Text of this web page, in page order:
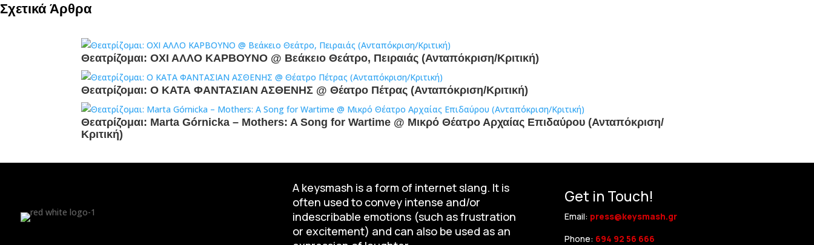
Σχετικά Άρθρα
Θεατρίζομαι: ΟΧΙ ΑΛΛΟ ΚΑΡΒΟΥΝΟ @ Βεάκειο Θεάτρο, Πειραιάς (Ανταπόκριση/Κριτική)
Θεατρίζομαι: Ο ΚΑΤΑ ΦΑΝΤΑΣΙΑΝ ΑΣΘΕΝΗΣ @ Θέατρο Πέτρας (Ανταπόκριση/Κριτική)
Θεατρίζομαι: Marta Górnicka – Mothers: A Song for Wartime @ Μικρό Θέατρο Αρχαίας Επιδαύρου (Ανταπόκριση/
Κριτική)
A keysmash is a form of internet slang. It is
often used to convey intense and/or
indescribable emotions (such as frustration
or excitement) and can also be used as an
Get in Touch!
Email: press@keysmash.gr
Phone: 694 92 56 666